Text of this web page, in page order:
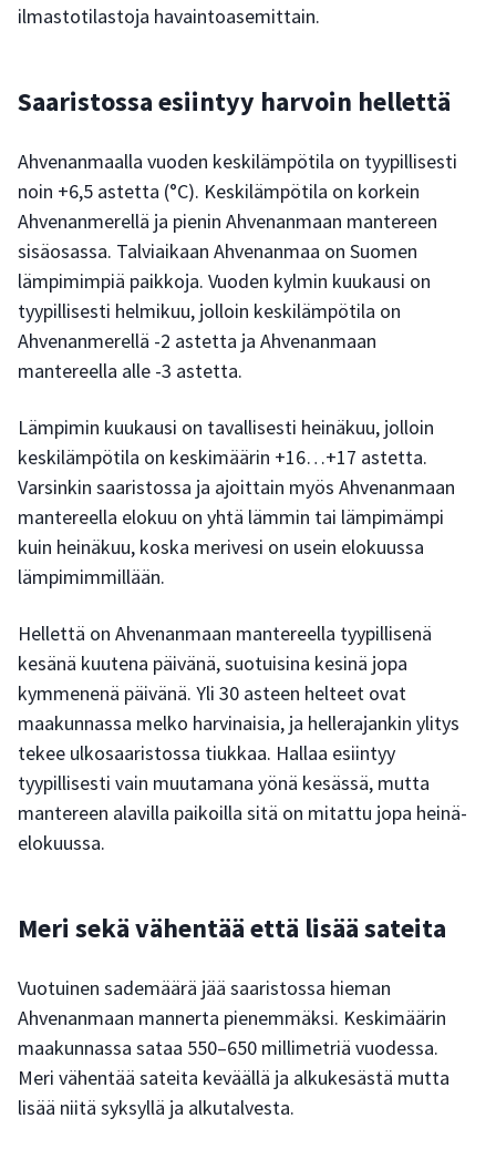
ilmastotilastoja havaintoasemittain.
Saaristossa esiintyy harvoin hellettä
Ahvenanmaalla vuoden keskilämpötila on tyypillisesti
noin +6,5 astetta (°C). Keskilämpötila on korkein
Ahvenanmerellä ja pienin Ahvenanmaan mantereen
sisäosassa. Talviaikaan Ahvenanmaa on Suomen
lämpimimpiä paikkoja. Vuoden kylmin kuukausi on
tyypillisesti helmikuu, jolloin keskilämpötila on
Ahvenanmerellä -2 astetta ja Ahvenanmaan
mantereella alle -3 astetta.
Lämpimin kuukausi on tavallisesti heinäkuu, jolloin
keskilämpötila on keskimäärin +16…+17 astetta.
Varsinkin saaristossa ja ajoittain myös Ahvenanmaan
mantereella elokuu on yhtä lämmin tai lämpimämpi
kuin heinäkuu, koska merivesi on usein elokuussa
lämpimimmillään.
Hellettä on Ahvenanmaan mantereella tyypillisenä
kesänä kuutena päivänä, suotuisina kesinä jopa
kymmenenä päivänä. Yli 30 asteen helteet ovat
maakunnassa melko harvinaisia, ja hellerajankin ylitys
tekee ulkosaaristossa tiukkaa. Hallaa esiintyy
tyypillisesti vain muutamana yönä kesässä, mutta
mantereen alavilla paikoilla sitä on mitattu jopa heinä-
elokuussa.
Meri sekä vähentää että lisää sateita
Vuotuinen sademäärä jää saaristossa hieman
Ahvenanmaan mannerta pienemmäksi. Keskimäärin
maakunnassa sataa 550–650 millimetriä vuodessa.
Meri vähentää sateita keväällä ja alkukesästä mutta
lisää niitä syksyllä ja alkutalvesta.